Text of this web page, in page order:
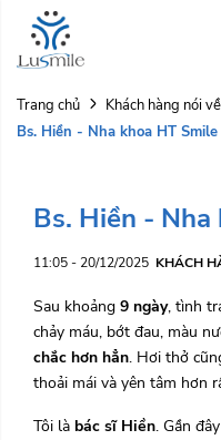
Trang chủ
Khách hàng nói
Bs. Hiền - Nha khoa HT Smile
Bs. Hiền -
11:05 - 20/12/2025 KHÁCH
Sau khoảng 9 ngày, tình
chảy máu, bớt đau, màu
chắc hơn hẳn. Hơi thở
thoải mái và yên tâm hơn
Tôi là bác sĩ Hiền. Gần